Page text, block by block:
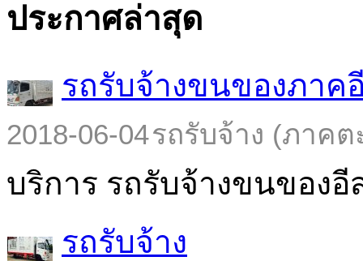
ประกาศล่าสุด
รถรับจ้างขนของภาค
2018-06-04รถรับจ้าง (ภาคต
บริการ รถรับจ้างขนของ
รถรับจ้าง